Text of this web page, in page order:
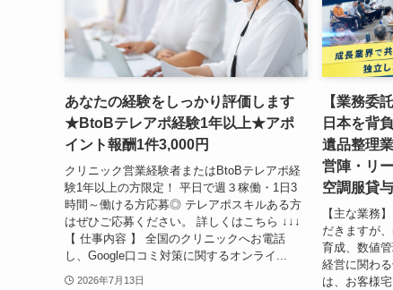
あなたの経験をしっかり評価します
★BtoBテレアポ経験1年以上★アポ
イント報酬1件3,000円
クリニック営業経験者またはBtoBテレアポ経
験1年以上の方限定！ 平日で週３稼働・1日3
時間～働ける方応募◎ テレアポスキルある方
はぜひご応募ください。 詳しくはこちら ↓↓↓
【 仕事内容 】 全国のクリニックへお電話
し、Google口コミ対策に関するオンライ...
2026年7月13日
【業務委
日本を背
遺品整理
営陣・リ
空調服貸与
【主な業務
だきますが
育成、数値
経営に関わ
は、お客様